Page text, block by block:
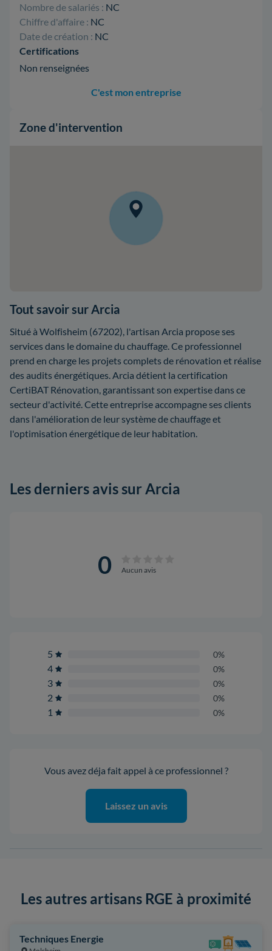
Nombre de salariés : NC
Chiffre d'affaire : NC
Date de création : NC
Certifications
Non renseignées
C'est mon entreprise
Zone d'intervention
Tout savoir sur Arcia
Situé à Wolfisheim (67202), l'artisan Arcia propose ses
services dans le domaine du chauffage. Ce professionnel
prend en charge les projets complets de rénovation et réalise
des audits énergétiques. Arcia détient la certification
CertiBAT Rénovation, garantissant son expertise dans ce
secteur d'activité. Cette entreprise accompagne ses clients
dans l'amélioration de leur système de chauffage et
l'optimisation énergétique de leur habitation.
Les derniers avis sur Arcia
0 Aucun avis
5 0%
4 0%
3 0%
2 0%
1 0%
Vous avez déja fait appel à ce professionnel ?
Laissez un avis
Les autres artisans RGE à proximité
Techniques Energie